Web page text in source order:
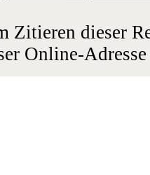
Zitieren dieser
Online-Adresse